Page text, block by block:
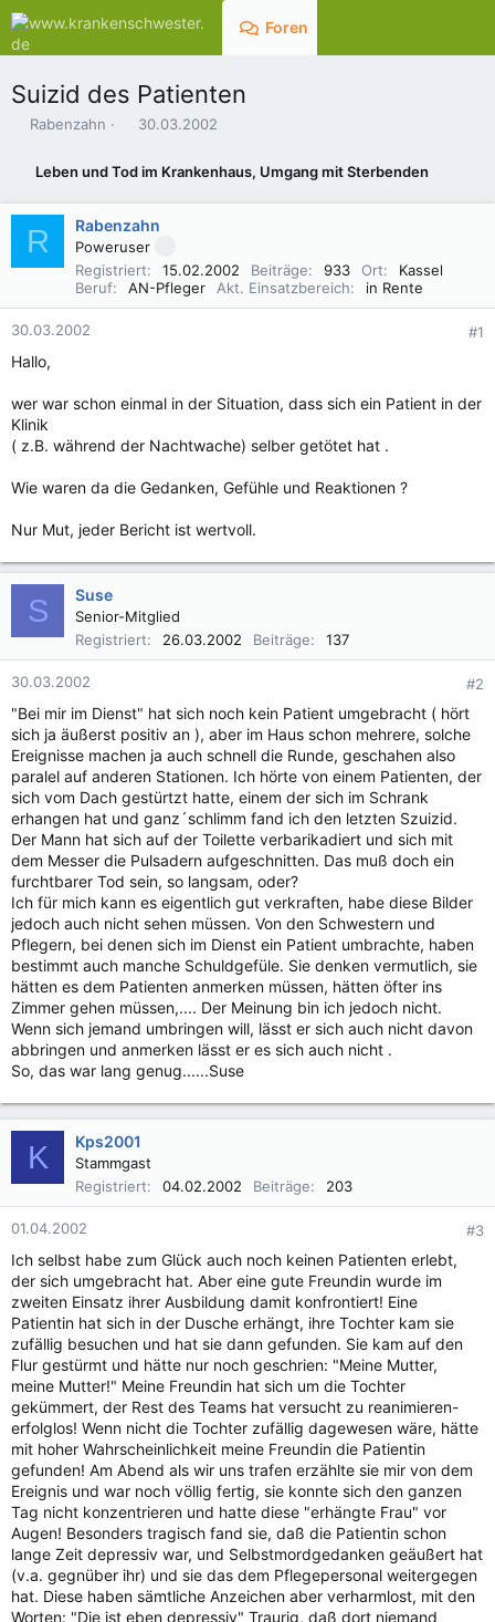
Foren
Suizid des Patienten
E
e
Rabenzahn
E
s
t
e
l
l
a
30.03.2002
Leben und Tod im Krankenhaus, Umgang mit Sterbenden
R Rabenzahn
Poweruser
Registriert
15.02.2002 Beiträge 933 Ort
Kassel
Beruf
AN-Pfleger Akt. Einsatzbereich in Rente
30.03.2002 #1
Hallo,
wer war schon einmal in der Situation, dass sich ein Patient in der
Klinik
( z.B. während der Nachtwache) selber getötet hat .
Wie waren da die Gedanken, Gefühle und Reaktionen ?
Nur Mut, jeder Bericht ist wertvoll.
S Suse
Senior-Mitglied
Registriert
26.03.2002 Beiträge 137
30.03.2002 #2
"Bei mir im Dienst" hat sich noch kein Patient umgebracht ( hört
sich ja äußerst positiv an ), aber im Haus schon mehrere, solche
Ereignisse machen ja auch schnell die Runde, geschahen also
paralel auf anderen Stationen. Ich hörte von einem Patienten, der
sich vom Dach gestürtzt hatte, einem der sich im Schrank
erhangen hat und ganz´schlimm fand ich den letzten Szuizid.
Der Mann hat sich auf der Toilette verbarikadiert und sich mit
dem Messer die Pulsadern aufgeschnitten. Das muß doch ein
furchtbarer Tod sein, so langsam, oder?
Ich für mich kann es eigentlich gut verkraften, habe diese Bilder
jedoch auch nicht sehen müssen. Von den Schwestern und
Pflegern, bei denen sich im Dienst ein Patient umbrachte, haben
bestimmt auch manche Schuldgefüle. Sie denken vermutlich, sie
hätten es dem Patienten anmerken müssen, hätten öfter ins
Zimmer gehen müssen,.... Der Meinung bin ich jedoch nicht.
Wenn sich jemand umbringen will, lässt er sich auch nicht davon
abbringen und anmerken lässt er es sich auch nicht .
So, das war lang genug......Suse
K Kps2001
Stammgast
Registriert
04.02.2002 Beiträge 203
01.04.2002 #3
Ich selbst habe zum Glück auch noch keinen Patienten erlebt,
der sich umgebracht hat. Aber eine gute Freundin wurde im
zweiten Einsatz ihrer Ausbildung damit konfrontiert! Eine
Patientin hat sich in der Dusche erhängt, ihre Tochter kam sie
zufällig besuchen und hat sie dann gefunden. Sie kam auf den
Flur gestürmt und hätte nur noch geschrien: "Meine Mutter,
meine Mutter!" Meine Freundin hat sich um die Tochter
gekümmert, der Rest des Teams hat versucht zu reanimieren-
erfolglos! Wenn nicht die Tochter zufällig dagewesen wäre, hätte
mit hoher Wahrscheinlichkeit meine Freundin die Patientin
gefunden! Am Abend als wir uns trafen erzählte sie mir von dem
Ereignis und war noch völlig fertig, sie konnte sich den ganzen
Tag nicht konzentrieren und hatte diese "erhängte Frau" vor
Augen! Besonders tragisch fand sie, daß die Patientin schon
lange Zeit depressiv war, und Selbstmordgedanken geäußert hat
(v.a. gegnüber ihr) und sie das dem Pflegepersonal weitergegen
hat. Diese haben sämtliche Anzeichen aber verharmlost, mit den
Worten: "Die ist eben depressiv" Traurig, daß dort niemand